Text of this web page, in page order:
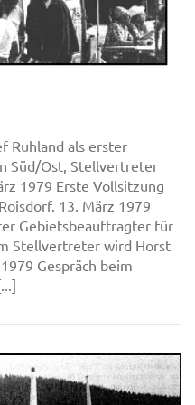
Ruhland als erster
Süd/Ost, Stellvertreter
1979 Erste Vollsitzung
13. März 1979
Gebietsbeauftragter für
Stellvertreter wird Horst
Gespräch beim